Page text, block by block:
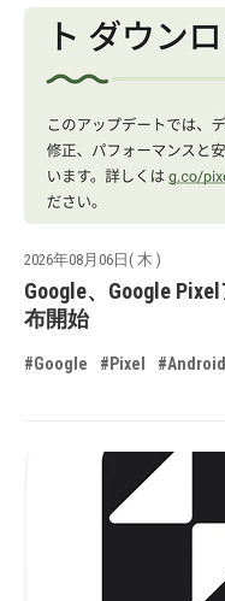
2026年08月06日( 木 )
Google、Google
布開始
#Google #Pixel